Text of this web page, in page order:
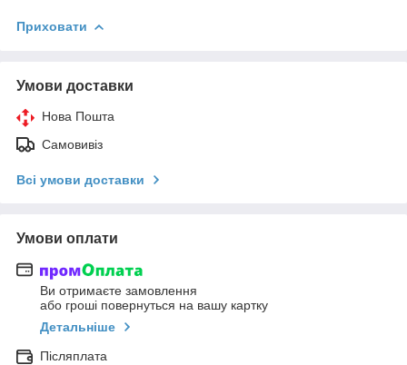
Приховати
Умови доставки
Нова Пошта
Самовивіз
Всі умови доставки
Умови оплати
Ви отримаєте замовлення
або гроші повернуться на вашу картку
Детальніше
Післяплата